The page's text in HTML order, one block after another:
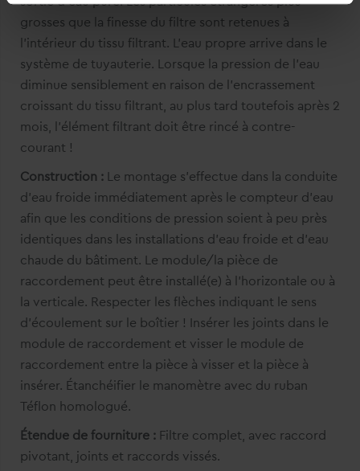
Einstellung können Sie im Fußbereich dieser Website
jederzeit aufrufen und ändern.
grosses que la finesse du filtre sont retenues à
l'intérieur du tissu filtrant. L'eau propre arrive dans le
système de tuyauterie. Lorsque la pression de l'eau
diminue sensiblement en raison de l'encrassement
croissant du tissu filtrant, au plus tard toutefois après 2
mois, l'élément filtrant doit être rincé à contre-​
courant !
Construction : Le montage s'effectue dans la conduite
d'eau froide immédiatement après le compteur d'eau
afin que les conditions de pression soient à peu près
identiques dans les installations d'eau froide et d'eau
chaude du bâtiment. Le module/la pièce de
raccordement peut être installé(e) à l'horizontale ou à
la verticale. Respecter les flèches indiquant le sens
d'écoulement sur le boîtier ! Insérer les joints dans le
module de raccordement et visser le module de
raccordement entre la pièce à visser et la pièce à
insérer. Étanchéifier le manomètre avec du ruban
Téflon homologué.
Étendue de fourniture : Filtre complet, avec raccord
pivotant, joints et raccords vissés.